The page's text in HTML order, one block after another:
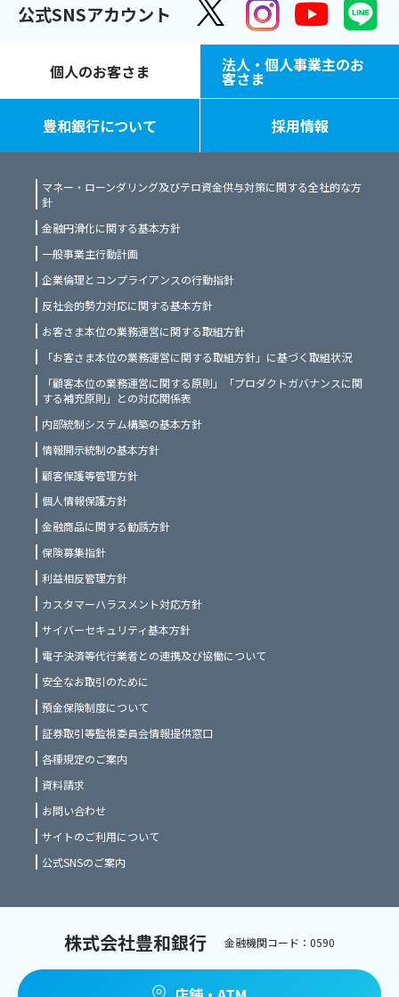
公式SNSアカウント
個人のお客さま 法人・個人事業主のお
客さま
豊和銀行について 採用情報
マネー・ローンダリング及びテロ資金供与対策に関する全社的な方
針
金融円滑化に関する基本方針
一般事業主行動計画
企業倫理とコンプライアンスの行動指針
反社会的勢力対応に関する基本方針
お客さま本位の業務運営に関する取組方針
「お客さま本位の業務運営に関する取組方針」に基づく取組状況
「顧客本位の業務運営に関する原則」「プロダクトガバナンスに関
する補充原則」との対応関係表
内部統制システム構築の基本方針
情報開示統制の基本方針
顧客保護等管理方針
個人情報保護方針
金融商品に関する勧誘方針
保険募集指針
利益相反管理方針
カスタマーハラスメント対応方針
サイバーセキュリティ基本方針
電子決済等代行業者との連携及び協働について
安全なお取引のために
預金保険制度について
証券取引等監視委員会情報提供窓口
各種規定のご案内
資料請求
お問い合わせ
サイトのご利用について
公式SNSのご案内
株式会社豊和銀行 金融機関コード：0590